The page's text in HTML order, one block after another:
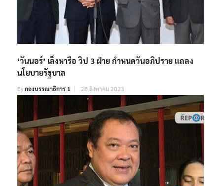
‘วันนอร์’ เล็งหารือ วิป 3 ฝ่าย กำหนดวันอภิปราย แถลง
นโยบายรัฐบาล
Byกองบรรณาธิการ 1 28 สิงหาคม 2023